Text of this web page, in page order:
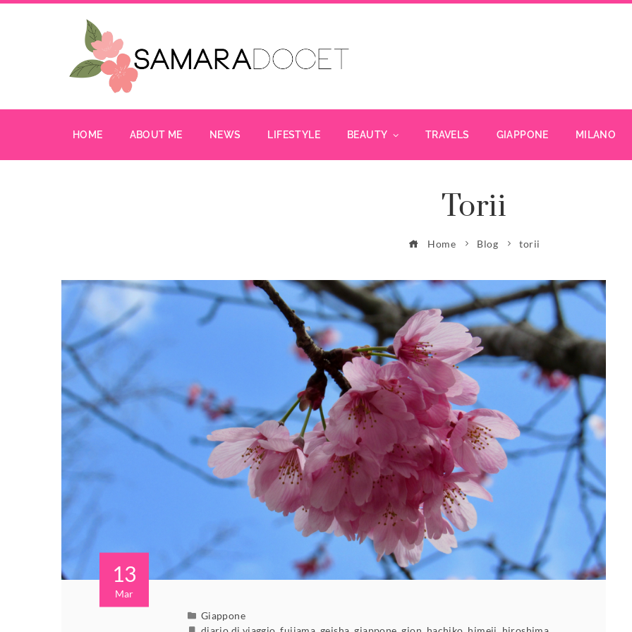
HOME ABOUT ME NEWS LIFESTYLE BEAUTY TRAVELS GIAPPONE MILANO
Torii
Home Blog torii
13
Mar
Giappone